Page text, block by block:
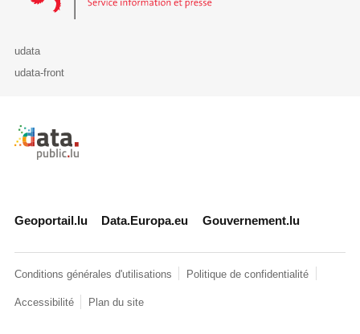
udata
udata-front
Retour à l'accueil de data.public.lu
Geoportail.lu Data.Europa.eu Gouvernement.lu
Conditions générales d'utilisations Politique de confidentialité
Accessibilité Plan du site